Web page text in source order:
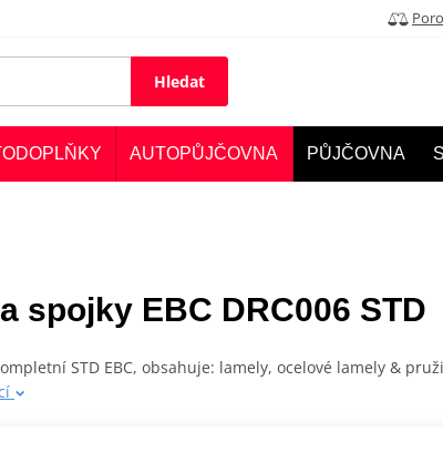
Hledat
AUTOPŮJČOVNA PŮJČOVNA
spojky EBC DRC006 STD
STD EBC, obsahuje: lamely, ocelové lamely &